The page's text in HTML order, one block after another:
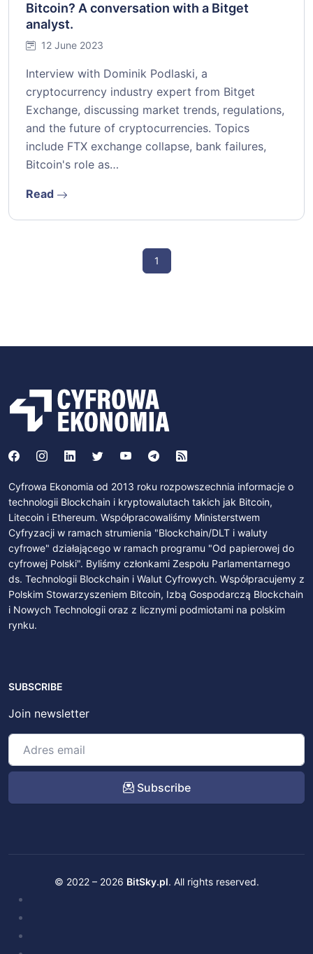
Bitcoin? A conversation with a Bitget
analyst.
12 June 2023
Interview with Dominik Podlaski, a
cryptocurrency industry expert from Bitget
Exchange, discussing market trends, regulations,
and the future of cryptocurrencies. Topics
include FTX exchange collapse, bank failures,
Bitcoin's role as…
Read
1
Cyfrowa Ekonomia od 2013 roku rozpowszechnia informacje o
technologii Blockchain i kryptowalutach takich jak Bitcoin,
Litecoin i Ethereum. Współpracowaliśmy Ministerstwem
Cyfryzacji w ramach strumienia "Blockchain/DLT i waluty
cyfrowe" działającego w ramach programu "Od papierowej do
cyfrowej Polski". Byliśmy członkami Zespołu Parlamentarnego
ds. Technologii Blockchain i Walut Cyfrowych. Współpracujemy z
Polskim Stowarzyszeniem Bitcoin, Izbą Gospodarczą Blockchain
i Nowych Technologii oraz z licznymi podmiotami na polskim
rynku.
SUBSCRIBE
Join newsletter
Subscribe
© 2022 – 2026 BitSky.pl. All rights reserved.